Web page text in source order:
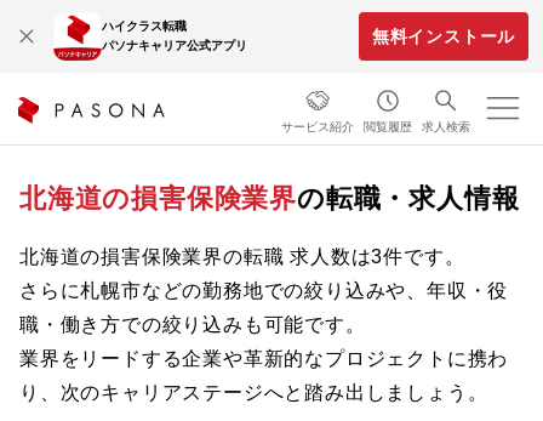
ハイクラス転職
パソナキャリア公式アプリ
無料インストール
サービス紹介 閲覧履歴 求人検索
北海道の損害保険業界の転職・求人情報
北海道の損害保険業界の転職 求人数は3件です。
さらに札幌市などの勤務地での絞り込みや、年収・役
職・働き方での絞り込みも可能です。
業界をリードする企業や革新的なプロジェクトに携わ
り、次のキャリアステージへと踏み出しましょう。